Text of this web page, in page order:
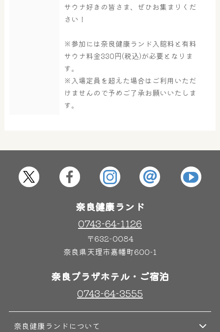
サウナ好きの皆さま、ぜひお集まりくだ
さい！
※参加には奈良健康ランド入館料と有料
サウナ料金330円(税込)が必要となりま
す。
※入場定員を超えた場合はご利用いただ
けませんので予めご了承お願いいたしま
す。
奈良健康ランド
0743-64-1126
〒632-0084
奈良県天理市嘉幡町600-1
奈良プラザホテル・ご宿泊
0743-64-3555
奈良健康ランドについて